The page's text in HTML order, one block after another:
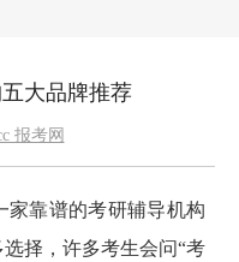
大品牌推荐
报考网
家靠谱的考研辅导机构
择，许多考生会问“考